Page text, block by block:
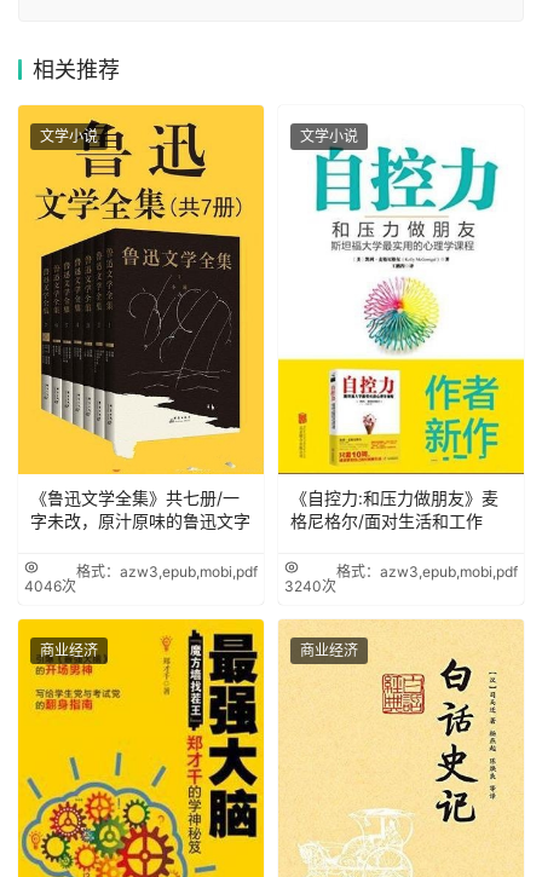
相关推荐
文学小说
《鲁迅文学全集》共七册/一
字未改，原汁原味的鲁迅文字
4046次
格式：azw3,epub,mobi,pdf
文学小说
《自控力:和压力做朋友》麦
格尼格尔/面对生活和工作
3240次
格式：azw3,epub,mobi,pdf
商业经济 商业经济